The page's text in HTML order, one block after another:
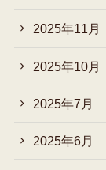
2025年11月
2025年10月
2025年7月
2025年6月